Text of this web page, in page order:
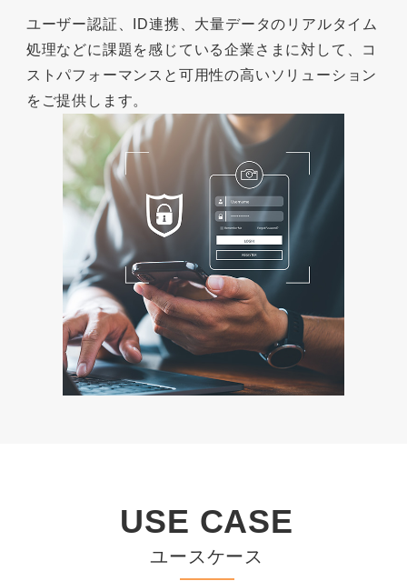
ユーザー認証、ID連携、大量データのリアルタイム
処理などに課題を感じている企業さまに対して、コ
ストパフォーマンスと可用性の高いソリューション
をご提供します。
USE CASE
ユースケース